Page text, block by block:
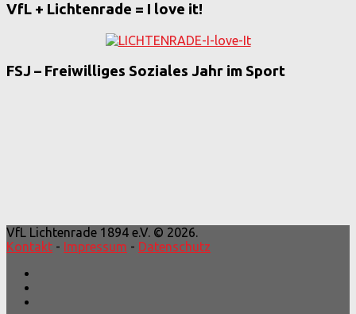
VfL + Lichtenrade = I love it!
FSJ – Freiwilliges Soziales Jahr im Sport
VfL Lichtenrade 1894 e.V. © 2026.
Kontakt - Impressum - Datenschutz